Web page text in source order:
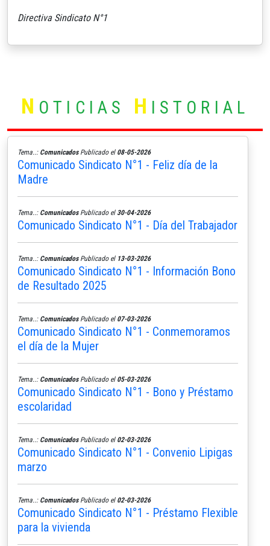
Directiva Sindicato N°1
N OTICIAS H ISTORIAL
Tema..: ComunicadosPublicado el 08-05-2026
Comunicado Sindicato N°1 - Feliz día de la
Madre
Tema..: ComunicadosPublicado el 30-04-2026
Comunicado Sindicato N°1 - Día del Trabajador
Tema..: ComunicadosPublicado el 13-03-2026
Comunicado Sindicato N°1 - Información Bono
de Resultado 2025
Tema..: ComunicadosPublicado el 07-03-2026
Comunicado Sindicato N°1 - Conmemoramos
el día de la Mujer
Tema..: ComunicadosPublicado el 05-03-2026
Comunicado Sindicato N°1 - Bono y Préstamo
escolaridad
Tema..: ComunicadosPublicado el 02-03-2026
Comunicado Sindicato N°1 - Convenio Lipigas
marzo
Tema..: ComunicadosPublicado el 02-03-2026
Comunicado Sindicato N°1 - Préstamo Flexible
para la vivienda